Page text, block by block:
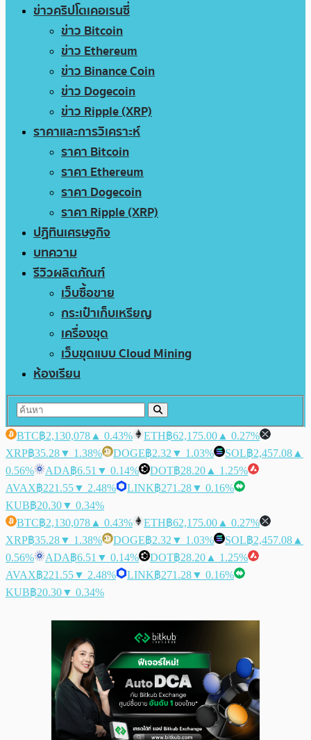
ข่าวคริปโตเคอเรนซี่
ข่าว Bitcoin
ข่าว Ethereum
ข่าว Binance Coin
ข่าว Dogecoin
ข่าว Ripple (XRP)
ราคาและการวิเคราะห์
ราคา Bitcoin
ราคา Ethereum
ราคา Dogecoin
ราคา Ripple (XRP)
ปฏิทินเศรษฐกิจ
บทความ
รีวิวผลิตภัณฑ์
เว็บซื้อขาย
กระเป๋าเก็บเหรียญ
เครื่องขุด
เว็บขุดแบบ Cloud Mining
ห้องเรียน
BTC฿2,130,078 ▲ 0.43% ETH฿62,175.00 ▲ 0.27%
XRP฿35.28▼ 1.38% DOGE฿2.32 ▼ 1.03% SOL฿2,457.08 ▲
0.56%
ADA฿6.51 ▼ 0.14% DOT฿28.20 ▲ 1.25%
AVAX฿221.55▼ 2.48% LINK฿271.28▼ 0.16%
KUB฿20.30▼ 0.34%
BTC฿2,130,078 ▲ 0.43% ETH฿62,175.00 ▲ 0.27%
XRP฿35.28▼ 1.38% DOGE฿2.32 ▼ 1.03% SOL฿2,457.08 ▲
0.56%
ADA฿6.51 ▼ 0.14% DOT฿28.20 ▲ 1.25%
AVAX฿221.55▼ 2.48% LINK฿271.28▼ 0.16%
KUB฿20.30▼ 0.34%